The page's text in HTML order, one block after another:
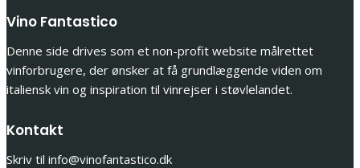
Vino Fantastico
Denne side drives som et non-profit website målrettet
vinforbrugere, der ønsker at få grundlæggende viden om
italiensk vin og inspiration til vinrejser i støvlelandet.
Kontakt
Skriv til info@vinofantastico.dk